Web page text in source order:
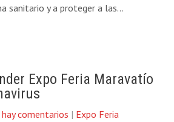
sanitario y a proteger a las…
Expo Feria Maravatío
comentarios | Expo Feria